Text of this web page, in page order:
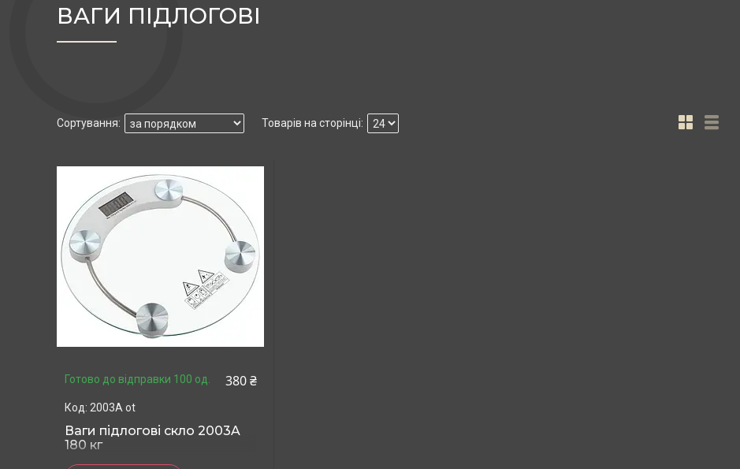
ВАГИ ПІДЛОГОВІ
Готово до відправки 100 од. 380 ₴
2003A ot
Ваги підлогові скло 2003A
180 кг